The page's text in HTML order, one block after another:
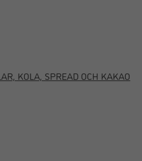
KOLA, SPREAD OCH KAKAO